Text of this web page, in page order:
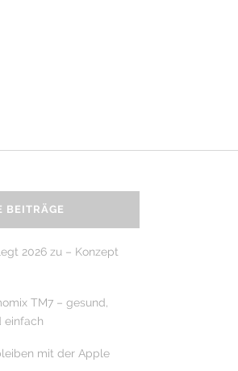
BEITRÄGE
2026 zu – Konzept
TM7 – gesund,
einfach
mit der Apple